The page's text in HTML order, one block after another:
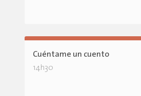
Cuéntame un cuento
14h30